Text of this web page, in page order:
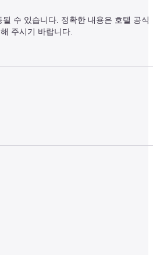
될 수 있습니다. 정확한 내용은 호텔 공식
주시기 바랍니다.